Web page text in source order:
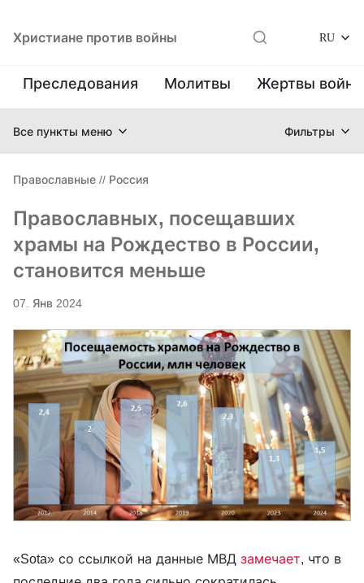
Христиане против войны RU
Преследования Молитвы Жертвы
Все пункты меню Фильтры
Православные // Россия
Православных, посещавших
храмы на Рождество в России,
становится меньше
07. Янв 2024
«Sota» со ссылкой на данные МВД замечает, что в